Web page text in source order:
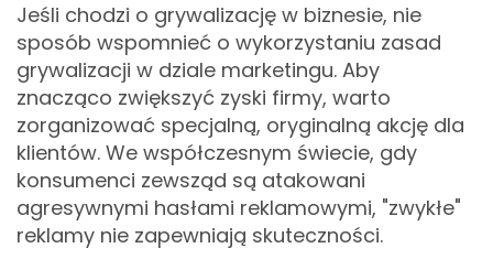
Jeśli chodzi o grywalizację w biznesie, nie
sposób wspomnieć o wykorzystaniu zasad
grywalizacji w dziale marketingu. Aby
znacząco zwiększyć zyski firmy, warto
zorganizować specjalną, oryginalną akcję dla
klientów. We współczesnym świecie, gdy
konsumenci zewsząd są atakowani
agresywnymi hasłami reklamowymi, "zwykłe"
reklamy nie zapewniają skuteczności.